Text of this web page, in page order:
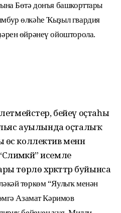
Бөтә донъя башкорттары
өлкәһе Ҡыҙыл гвардия
өйрәнеү ойошторола.
бейеү оҫтаһы
ауылында оҫталыҡ
өс коллектив менән
исемле
төрлө хәрәкәттәр буйынса
төркөм “Яулыҡ менән
Азамат Кәримов